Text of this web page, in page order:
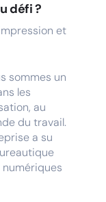
défi ?
et
sommes un
les
au
du travail.
a su